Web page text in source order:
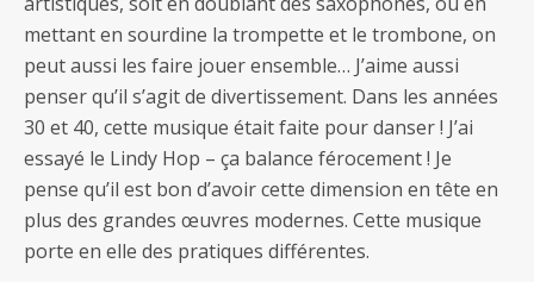
mettant en sourdine la trompette et le trombone, on
peut aussi les faire jouer ensemble… J’aime aussi
penser qu’il s’agit de divertissement. Dans les années
30 et 40, cette musique était faite pour danser ! J’ai
essayé le Lindy Hop – ça balance férocement ! Je
pense qu’il est bon d’avoir cette dimension en tête en
plus des grandes œuvres modernes. Cette musique
porte en elle des pratiques différentes.